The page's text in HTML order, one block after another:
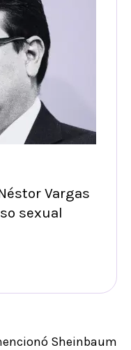
Vargas
sexual
Sheinbaum